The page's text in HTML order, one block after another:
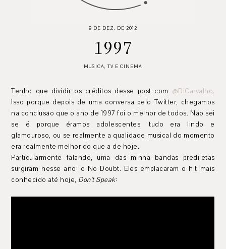
9 DE DEZ. DE 2012
1997
MUSICA, TV E CINEMA
Tenho que dividir os créditos desse post com @DiCarvalho.
Isso porque depois de uma conversa pelo Twitter, chegamos
na conclusão que o ano de 1997 foi o melhor de todos. Não sei
se é porque éramos adolescentes, tudo era lindo e
glamouroso, ou se realmente a qualidade musical do momento
era realmente melhor do que a de hoje.
Particularmente falando, uma das minha bandas prediletas
surgiram nesse ano: o No Doubt. Eles emplacaram o hit mais
conhecido até hoje, Don't Speak: